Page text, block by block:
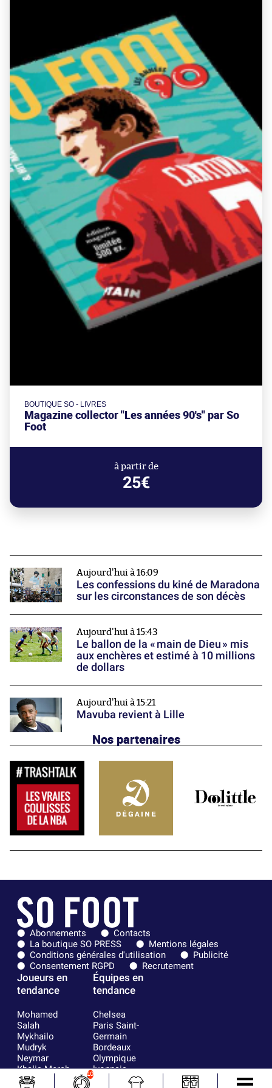
BOUTIQUE SO - LIVRES
Magazine collector "Les années 90's" par So
Foot
à partir de
25€
Aujourd'hui à 16:09
Les confessions du kiné de Maradona
sur les circonstances de son décès
Aujourd'hui à 15:43
Le ballon de la « main de Dieu » mis
aux enchères et estimé à 10 millions
de dollars
Aujourd'hui à 15:21
Mavuba revient à Lille
Nos partenaires
Abonnements
Contacts
La boutique SO PRESS
Mentions légales
Conditions générales d'utilisation
Publicité
Consentement RGPD
Recrutement
Joueurs en
tendance
Mohamed
Salah
Mykhailo
Mudryk
Neymar
Khalis Merah
Loïs Openda
Équipes en
tendance
Chelsea
Paris Saint-
Germain
Bordeaux
Olympique
lyonnais
FIFA
10